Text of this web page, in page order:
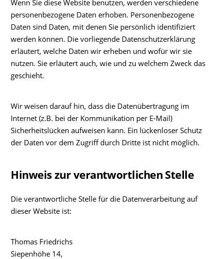
Wenn Sie diese Website benutzen, werden verschiedene
personenbezogene Daten erhoben. Personenbezogene
Daten sind Daten, mit denen Sie persönlich identifiziert
werden können. Die vorliegende Datenschutzerklärung
erläutert, welche Daten wir erheben und wofür wir sie
nutzen. Sie erläutert auch, wie und zu welchem Zweck das
geschieht.
Wir weisen darauf hin, dass die Datenübertragung im
Internet (z.B. bei der Kommunikation per E-Mail)
Sicherheitslücken aufweisen kann. Ein lückenloser Schutz
der Daten vor dem Zugriff durch Dritte ist nicht möglich.
Hinweis zur verantwortlichen Stelle
Die verantwortliche Stelle für die Datenverarbeitung auf
dieser Website ist:
Thomas Friedrichs
Siepenhöhe 14,